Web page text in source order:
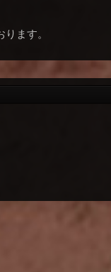
ます。